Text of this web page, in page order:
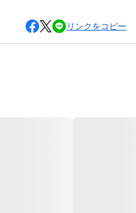
リンクをコピー